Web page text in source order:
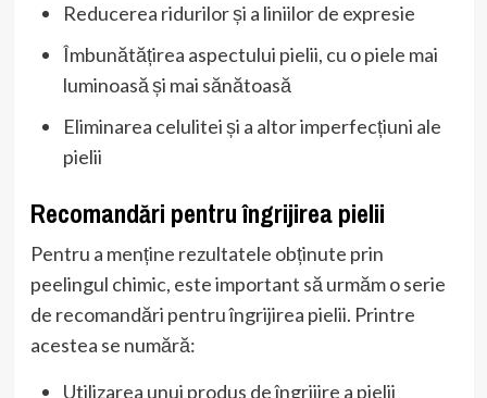
Reducerea ridurilor și a liniilor de expresie
Îmbunătățirea aspectului pielii, cu o piele mai
luminoasă și mai sănătoasă
Eliminarea celulitei și a altor imperfecțiuni ale
pielii
Recomandări pentru îngrijirea pielii
Pentru a menține rezultatele obținute prin
peelingul chimic, este important să urmăm o serie
de recomandări pentru îngrijirea pielii. Printre
acestea se numără:
Utilizarea unui produs de îngrijire a pielii